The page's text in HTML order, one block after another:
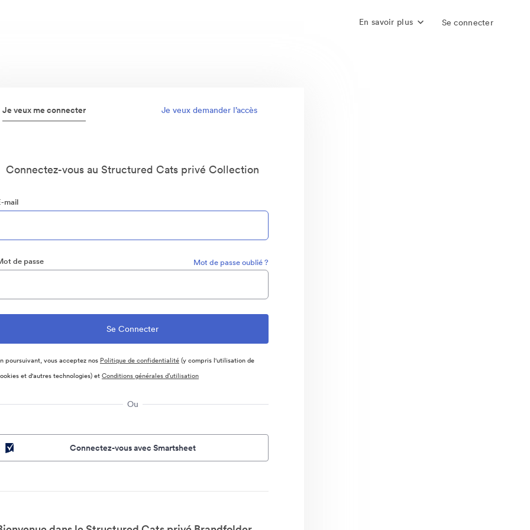
En savoir plus Se connecter
Je veux me connecter Je veux demander l’accès
Connectez-vous au Structured Cats privé Collection
mail
de passe Mot de passe oublié ?
poursuivant, vous acceptez nos Politique de confidentialité(y compris l'utilisation de
et d'autres technologies) etConditions générales d’utilisation
Ou
Connectez-vous avec Smartsheet